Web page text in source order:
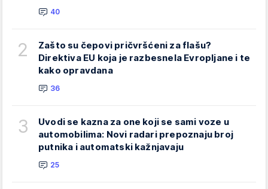
40
2
Zašto su čepovi pričvršćeni za flašu?
Direktiva EU koja je razbesnela Evropljane i te
kako opravdana
36
3
Uvodi se kazna za one koji se sami voze u
automobilima: Novi radari prepoznaju broj
putnika i automatski kažnjavaju
25